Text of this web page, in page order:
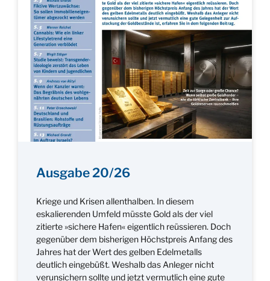
Ausgabe 20/26
Kriege und Krisen allenthalben. In diesem
eskalierenden Umfeld müsste Gold als der viel
zitierte »sichere Hafen« eigentlich reüssieren. Doch
gegenüber dem bisherigen Höchstpreis Anfang des
Jahres hat der Wert des gelben Edelmetalls
deutlich eingebüßt. Weshalb das Anleger nicht
verunsichern sollte und jetzt vermutlich eine gute